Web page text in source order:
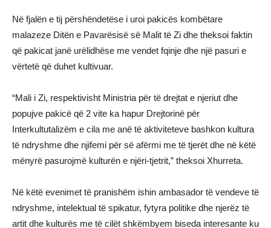
Në fjalën e tij përshëndetëse i uroi pakicës kombëtare
malazeze Ditën e Pavarësisë së Malit të Zi dhe theksoi faktin
që pakicat janë urëlidhëse me vendet fqinje dhe një pasuri e
vërtetë që duhet kultivuar.
“Mali i Zi, respektivisht Ministria për të drejtat e njeriut dhe
popujve pakicë që 2 vite ka hapur Drejtorinë për
Interkultutalizëm e cila me anë të aktiviteteve bashkon kultura
të ndryshme dhe njifemi për së afërmi me të tjerët dhe në këtë
mënyrë pasurojmë kulturën e njëri-tjetrit,” theksoi Xhurreta.
Në këtë evenimet të pranishëm ishin ambasador të vendeve të
ndryshme, intelektual të spikatur, fytyra politike dhe njerëz të
artit dhe kulturës me të cilët shkëmbyem biseda interesante ku